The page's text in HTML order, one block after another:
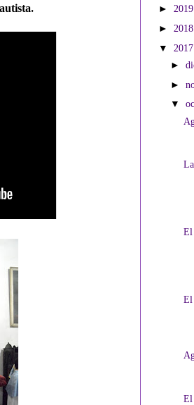
► 2019
► 2018
▼ 2017
►
►
▼
El
El
El